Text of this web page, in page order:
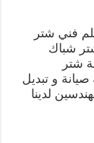
فني شتر
شباك
شتر
دينار و خدمة صيانة و تبديل
لدينا